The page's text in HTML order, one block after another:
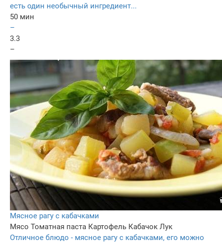
есть один необычный ингредиент...
50 мин
–
3.3
–
Мясное рагу с кабачками
Мясо Томатная паста Картофель Кабачок Лук
Отличное блюдо - мясное рагу с кабачками, его можно